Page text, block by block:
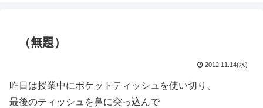
（無題）
2012.11.14(水)
昨日は授業中にポケットティッシュを使い切り、
最後のティッシュを鼻に突っ込んで